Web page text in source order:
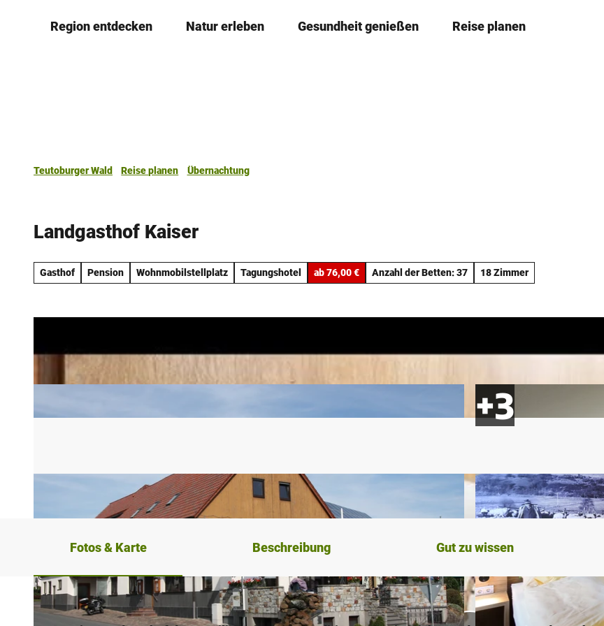
Region entdecken Natur erleben Gesundheit genießen Reise planen
Teutoburger Wald Reise planen
Übernachtung
Landgasthof Kaiser
Gasthof Pension Wohnmobilstellplatz Tagungshotel ab 76,00 € Anzahl der Betten: 37 18 Zimmer
Fotos & Karte Beschreibung Gut zu wissen